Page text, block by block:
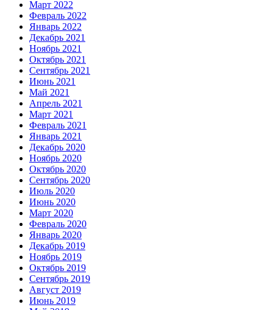
Март 2022
Февраль 2022
Январь 2022
Декабрь 2021
Ноябрь 2021
Октябрь 2021
Сентябрь 2021
Июнь 2021
Май 2021
Апрель 2021
Март 2021
Февраль 2021
Январь 2021
Декабрь 2020
Ноябрь 2020
Октябрь 2020
Сентябрь 2020
Июль 2020
Июнь 2020
Март 2020
Февраль 2020
Январь 2020
Декабрь 2019
Ноябрь 2019
Октябрь 2019
Сентябрь 2019
Август 2019
Июнь 2019